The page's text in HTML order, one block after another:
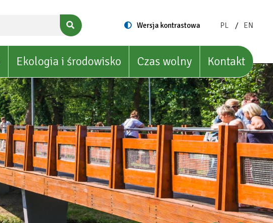
Switch
Wersja kontrastowa
ZMIEŃ
POLISH
PL
ZMIEŃ
ENGLISH
EN
Ekologia i środowisko Czas wolny Kontakt